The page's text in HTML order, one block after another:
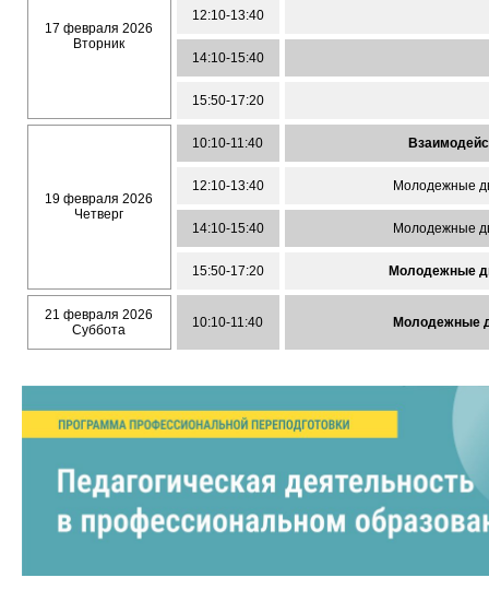
17 февраля 2026
Вторник
12:10-13:40
14:10-15:40
15:50-17:20
19 февраля 2026
Четверг
10:10-11:40
12:10-13:40 Молодежные
14:10-15:40 Молодежные
15:50-17:20 Молодежные
21 февраля 2026
Суббота
10:10-11:40 Молодежные